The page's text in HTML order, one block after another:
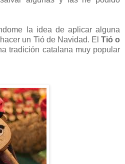
la idea de aplicar alguna
un Tió de Navidad. El Tió o
tradición catalana muy popular